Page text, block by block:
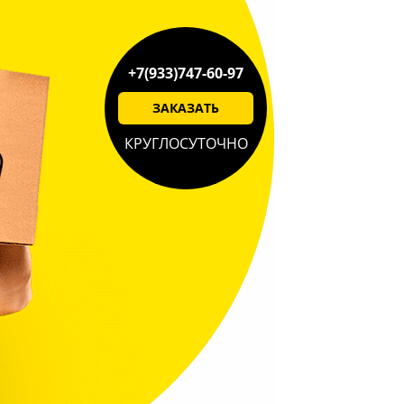
+7(933)747-60-97
ЗАКАЗАТЬ
КРУГЛОСУТОЧНО